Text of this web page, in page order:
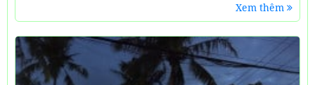
Xem thêm